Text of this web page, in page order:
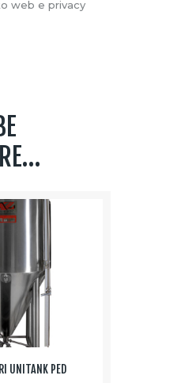
web e privacy
UNITANK PED